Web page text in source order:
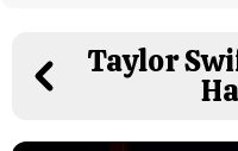
Taylor